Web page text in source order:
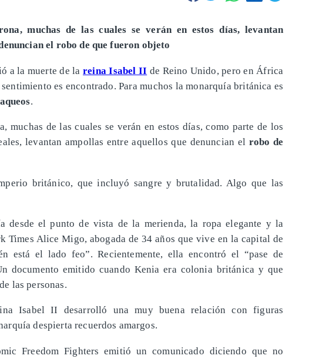
muchas de las cuales se verán en estos días, levantan
el robo de que fueron objeto
a la muerte de lareina Isabel II de Reino Unido, pero en África
es encontrado. Para muchos la monarquía británica es
.
muchas de las cuales se verán en estos días, como parte de los
levantan ampollas entre aquellos que denuncian el robo de
británico, que incluyó sangre y brutalidad. Algo que las
desde el punto de vista de la merienda, la ropa elegante y la
Times Alice Migo, abogada de 34 años que vive en la capital de
está el lado feo”. Recientemente, ella encontró el “pase de
documento emitido cuando Kenia era colonia británica y que
las personas.
Isabel II desarrolló una muy buena relación con figuras
despierta recuerdos amargos.
Freedom Fighters emitió un comunicado diciendo que no